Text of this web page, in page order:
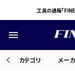
工具の通販「
menu
カテゴリ メー